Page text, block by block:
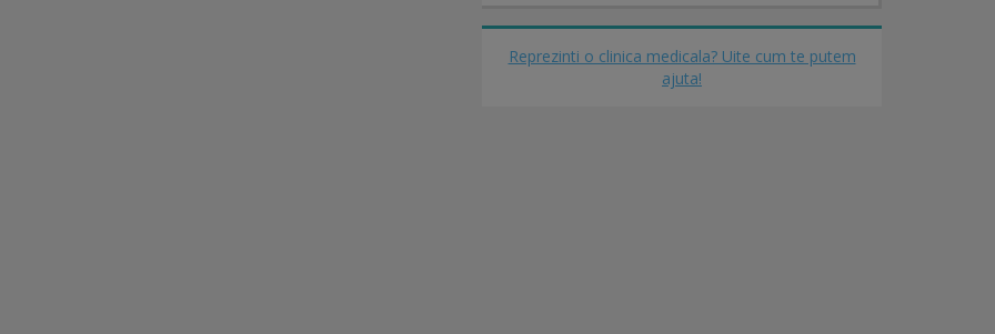
Reprezinti o clinica medicala? Uite cum te putem
ajuta!